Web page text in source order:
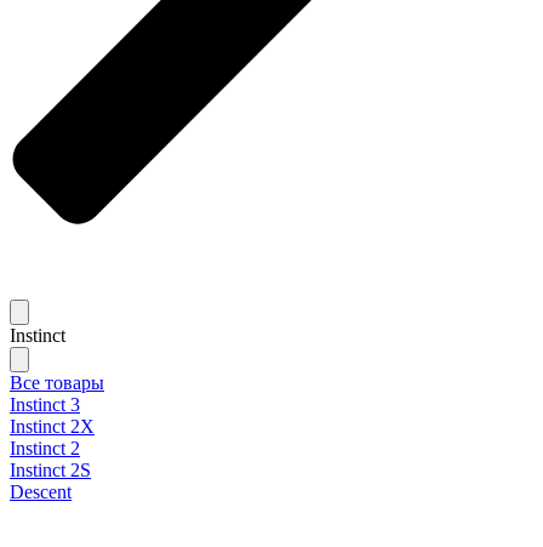
Instinct
Все товары
Instinct 3
Instinct 2X
Instinct 2
Instinct 2S
Descent